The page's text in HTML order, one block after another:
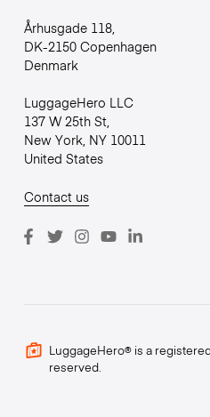
Århusgade 118,
DK-2150 Copenhagen
Denmark
LuggageHero LLC
137 W 25th St,
New York, NY 10011
United States
Contact us
LuggageHero® is a
reserved.